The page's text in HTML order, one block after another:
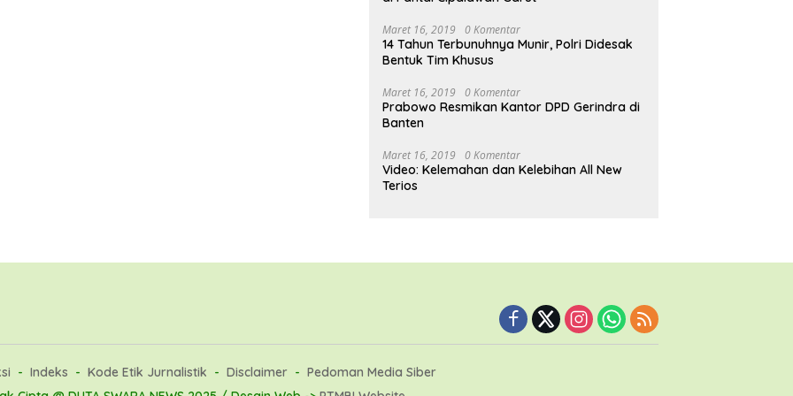
Maret 16, 2019 0 Komentar
14 Tahun Terbunuhnya Munir, Polri Didesak
Bentuk Tim Khusus
Maret 16, 2019 0 Komentar
Prabowo Resmikan Kantor DPD Gerindra di
Banten
Maret 16, 2019 0 Komentar
Video: Kelemahan dan Kelebihan All New
Terios
Indeks Kode Etik Jurnalistik Disclaimer
Pedoman Media Siber